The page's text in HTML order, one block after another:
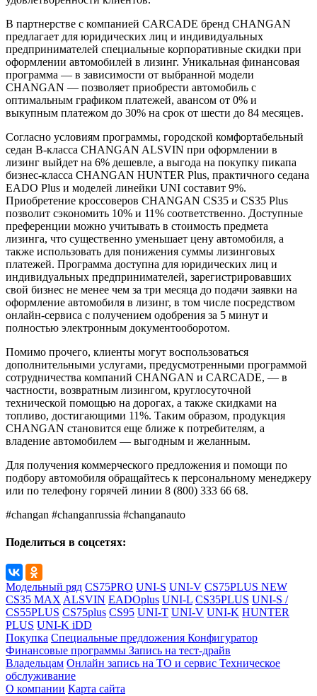
В партнерстве с компанией CARCADE бренд CHANGAN
предлагает для юридических лиц и индивидуальных
предпринимателей специальные корпоративные скидки при
оформлении автомобилей в лизинг. Уникальная финансовая
программа — в зависимости от выбранной модели
CHANGAN — позволяет приобрести автомобиль с
оптимальным графиком платежей, авансом от 0% и
выкупным платежом до 30% на срок от шести до 84 месяцев.
Согласно условиям программы, городской комфортабельный
седан В-класса CHANGAN ALSVIN при оформлении в
лизинг выйдет на 6% дешевле, а выгода на покупку пикапа
бизнес-класса CHANGAN HUNTER Plus, практичного седана
EADO Plus и моделей линейки UNI составит 9%.
Приобретение кроссоверов CHANGAN CS35 и CS35 Plus
позволит сэкономить 10% и 11% соответственно. Доступные
преференции можно учитывать в стоимость предмета
лизинга, что существенно уменьшает цену автомобиля, а
также использовать для понижения суммы лизинговых
платежей. Программа доступна для юридических лиц и
индивидуальных предпринимателей, зарегистрировавших
свой бизнес не менее чем за три месяца до подачи заявки на
оформление автомобиля в лизинг, в том числе посредством
онлайн-сервиса с получением одобрения за 5 минут и
полностью электронным документооборотом.
Помимо прочего, клиенты могут воспользоваться
дополнительными услугами, предусмотренными программой
сотрудничества компаний CHANGAN и CARCADE, — в
частности, возвратным лизингом, круглосуточной
технической помощью на дорогах, а также скидками на
топливо, достигающими 11%. Таким образом, продукция
CHANGAN становится еще ближе к потребителям, а
владение автомобилем — выгодным и желанным.
Для получения коммерческого предложения и помощи по
подбору автомобиля обращайтесь к персональному менеджеру
или по телефону горячей линии 8 (800) 333 66 68.
#changan #changanrussia #changanauto
Поделиться в соцсетях:
Модельный ряд CS75PRO UNI-S UNI-V CS75PLUS NEW
CS35 MAX ALSVIN EADOplus UNI-L CS35PLUS UNI-S /
CS55PLUS CS75plus CS95 UNI-T UNI-V UNI-K HUNTER
PLUS UNI-K iDD
Покупка Специальные предложения Конфигуратор
Финансовые программы Запись на тест-драйв
Владельцам Онлайн запись на ТО и сервис Техническое
обслуживание
О компании Карта сайта